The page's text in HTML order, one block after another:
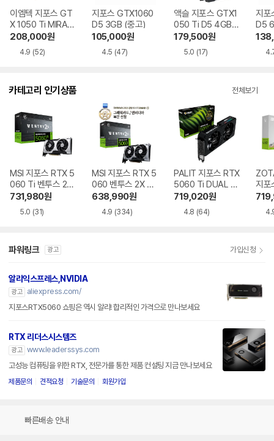
이엠텍 지포스 GT
X 1050 Ti MIRAC
LE II D5 4GB
208,000원
4.9 (52)
지포스 GTX1060
D5 3GB (중고)
105,000원
4.5 (47)
액슬 지포스 GTX1
050 Ti D5 4GB
에즈윈
179,500원
5.0 (17)
지포
D5
카테고리 인기상품 전체보기
MSI 지포스 RTX 5
060 Ti 벤투스 2X
OC 플러스 D7 8G
731,980원
5.0 (31)
MSI 지포스 RTX 5
060 벤투스 2X OC
D7 8GB
638,990원
4.9 (334)
PALIT 지포스 RTX
5060 Ti DUAL D
7 8GB 이엠텍
719,020원
4.8 (64)
지
Ti
D7
파워링크 광고 가입신청
알리익스프레스,NVIDIA
광고
aliexpress.com/
지포스RTX5060 쇼핑은 역시 알리! 합리적인 가격으로 만나보세요
RTX 리더스시스템즈
광고 www.leaderssys.com
고성능 컴퓨팅을 위한 RTX, 전문가를 통한 제품 컨설팅 지금 만나보세요
제품문의 견적요청 기술문의 회원가입
빠른배송 안내